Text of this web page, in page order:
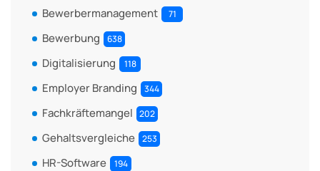
Bewerbermanagement 71
Bewerbung 638
Digitalisierung 118
Employer Branding 344
Fachkräftemangel 202
Gehaltsvergleiche 253
HR-Software 194